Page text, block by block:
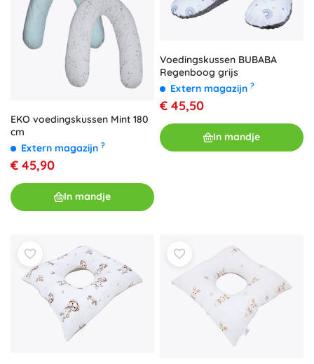
EKO voedingskussen Mint 180
cm
Extern magazijn ?
€ 45,90
In mandje
Voedingskussen BUBABA
Regenboog grijs
Extern magazijn ?
€ 45,50
In mandje